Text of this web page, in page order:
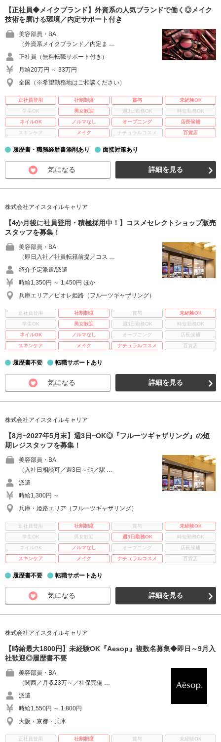
【正社員◆メイクブランド】外資系の人気ブランドで働く◎メイク
技術を磨ける環境／内定サポート付き
美容部員・BA
（外資系メイクブランド／内定ま …
正社員（無料転職サポート付き）
月給20万円 ～ 33万円
全国（※希望勤務地はご相談ください）
正社員登用 社割制度 賞与
未経験OK
学生OK
男女歓迎 週3日勤務OK
時短勤務OK
ネイルOK
ノルマなし オープニング
店長候補
スキンケア
メイク ナチュラルコスメ 百貨店
履歴書・職務経歴書添削あり 面接対策あり
気になる 詳細を見る
株式会社アイスタイルキャリア
【4か月後に社員登用・積極採用中！】コスメセレクトショップ販売
スタッフを募集！
美容部員・BA
（即日入社／社員転籍前提／コス …
紹介予定派遣/派遣
時給1,350円 ～ 1,450円 ほか
兵庫エリア／ピオレ姫路（フルーツギャザリング）
正社員登用 社割制度 賞与
未経験OK
学生OK
男女歓迎 週3日勤務OK
時短勤務OK
ネイルOK
ノルマなし オープニング
店長候補
スキンケア
メイク ナチュラルコスメ 百貨店
履歴書不要 転職サポートあり
気になる 詳細を見る
株式会社アイスタイルキャリア
【8月~2027年5月末】週3日~OK◎『フルーツギャザリング』の短
期レジスタッフを募集！
美容部員・BA
（入社日相談可／週3日～◎／駅 …
派遣
時給1,300円 ～
兵庫・姫路エリア（フルーツギャザリング）
正社員登用 社割制度 賞与
未経験OK
学生OK
男女歓迎 週3日勤務OK
時短勤務OK
ネイルOK
ノルマなし オープニング
店長候補
スキンケア
メイク ナチュラルコスメ 百貨店
履歴書不要 転職サポートあり
気になる 詳細を見る
株式会社アイスタイルキャリア
【時給最大1800円】未経験OK『Aesop』複数名募集◆即日～9月入
社歓迎◎履歴書不要
美容部員・BA
（関西／月収23万～／社保完備 …
派遣
時給1,550円 ～ 1,800円
大阪・京都・兵庫
正社員登用 社割制度 賞与
未経験OK